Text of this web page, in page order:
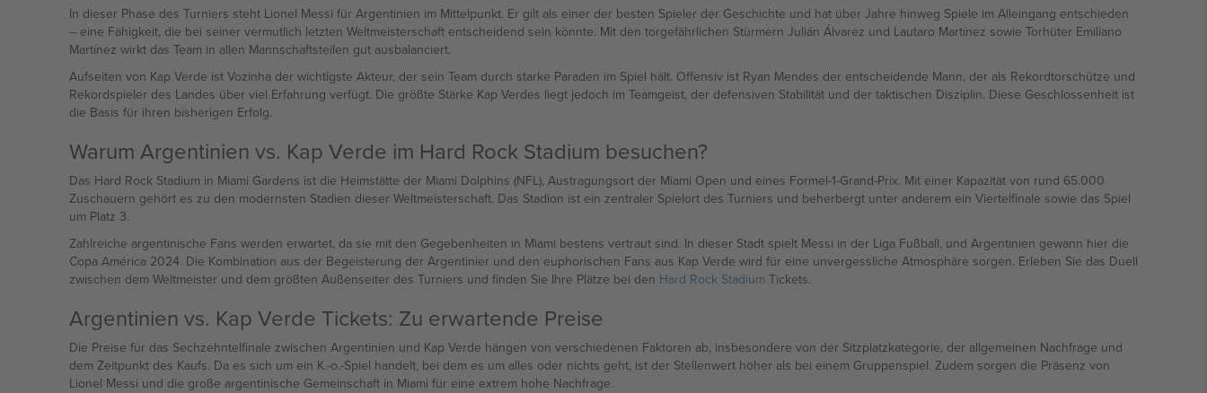
In dieser Phase des Turniers steht Lionel Messi für Argentinien im Mittelpunkt. Er gilt als einer der besten Spieler der Geschichte und hat über Jahre hinweg Spiele im Alleingang entschieden
– eine Fähigkeit, die bei seiner vermutlich letzten Weltmeisterschaft entscheidend sein könnte. Mit den torgefährlichen Stürmern Julián Álvarez und Lautaro Martínez sowie Torhüter Emiliano
Martínez wirkt das Team in allen Mannschaftsteilen gut ausbalanciert.
Aufseiten von Kap Verde ist Vozinha der wichtigste Akteur, der sein Team durch starke Paraden im Spiel hält. Offensiv ist Ryan Mendes der entscheidende Mann, der als Rekordtorschütze und
Rekordspieler des Landes über viel Erfahrung verfügt. Die größte Stärke Kap Verdes liegt jedoch im Teamgeist, der defensiven Stabilität und der taktischen Disziplin. Diese Geschlossenheit ist
die Basis für ihren bisherigen Erfolg.
Warum Argentinien vs. Kap Verde im Hard Rock Stadium besuchen?
Das Hard Rock Stadium in Miami Gardens ist die Heimstätte der Miami Dolphins (NFL), Austragungsort der Miami Open und eines Formel-1-Grand-Prix. Mit einer Kapazität von rund 65.000
Zuschauern gehört es zu den modernsten Stadien dieser Weltmeisterschaft. Das Stadion ist ein zentraler Spielort des Turniers und beherbergt unter anderem ein Viertelfinale sowie das Spiel
um Platz 3.
Zahlreiche argentinische Fans werden erwartet, da sie mit den Gegebenheiten in Miami bestens vertraut sind. In dieser Stadt spielt Messi in der Liga Fußball, und Argentinien gewann hier die
Copa América 2024. Die Kombination aus der Begeisterung der Argentinier und den euphorischen Fans aus Kap Verde wird für eine unvergessliche Atmosphäre sorgen. Erleben Sie das Duell
zwischen dem Weltmeister und dem größten Außenseiter des Turniers und finden Sie Ihre Plätze bei den Hard Rock Stadium Tickets.
Argentinien vs. Kap Verde Tickets: Zu erwartende Preise
Die Preise für das Sechzehntelfinale zwischen Argentinien und Kap Verde hängen von verschiedenen Faktoren ab, insbesondere von der Sitzplatzkategorie, der allgemeinen Nachfrage und
dem Zeitpunkt des Kaufs. Da es sich um ein K.-o.-Spiel handelt, bei dem es um alles oder nichts geht, ist der Stellenwert höher als bei einem Gruppenspiel. Zudem sorgen die Präsenz von
Lionel Messi und die große argentinische Gemeinschaft in Miami für eine extrem hohe Nachfrage.